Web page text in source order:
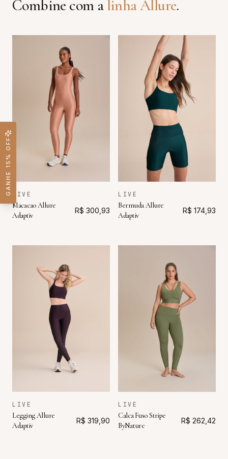
Combine com alinhaAllure.
LIVE
Macacao Allure
Adaptiv
R$ 300,93
LIVE
Bermuda Allure
Adaptiv
R$ 174,93
LIVE
Legging Allure
Adaptiv
R$ 319,90
LIVE
Calca Fuso Stripe
ByNature
R$ 262,42
GANHE 15% OFF